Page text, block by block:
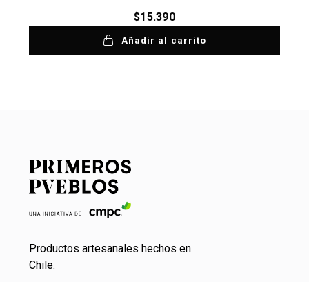
$15.390
Añadir al carrito
Productos artesanales hechos en
Chile.